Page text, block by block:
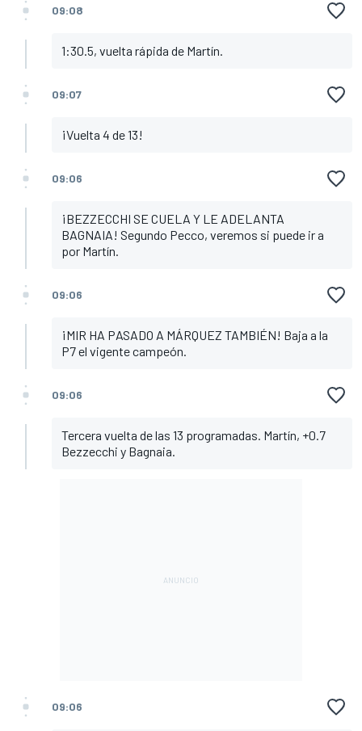
09:08
1:30.5, vuelta rápida de Martín.
09:07
¡Vuelta 4 de 13!
09:06
¡BEZZECCHI SE CUELA Y LE ADELANTA
BAGNAIA! Segundo Pecco, veremos si puede ir a
por Martín.
09:06
¡MIR HA PASADO A MÁRQUEZ TAMBIÉN! Baja a la
P7 el vigente campeón.
09:06
Tercera vuelta de las 13 programadas. Martín, +0.7
Bezzecchi y Bagnaia.
09:06